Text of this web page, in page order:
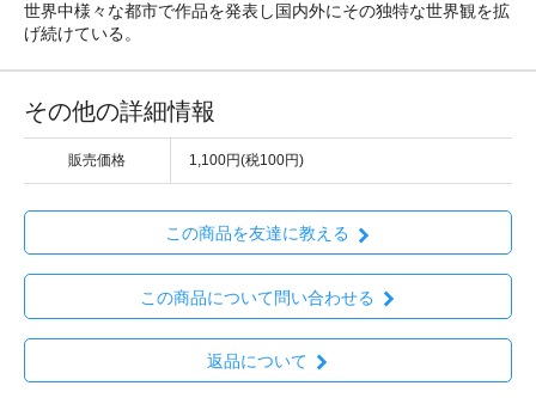
世界中様々な都市で作品を発表し国内外にその独特な世界観を拡
げ続けている。
その他の詳細情報
販売価格 1,100円(税100円)
この商品を友達に教える
この商品について問い合わせる
返品について